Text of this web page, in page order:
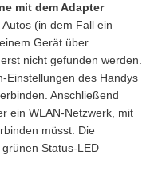
mit dem Adapter
(in dem Fall ein
Gerät über
nicht gefunden werden.
Einstellungen des Handys
Anschließend
ein WLAN-Netzwerk, mit
müsst. Die
Status-LED